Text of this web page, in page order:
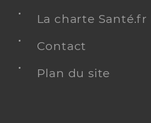
La charte
Contact
Plan du site